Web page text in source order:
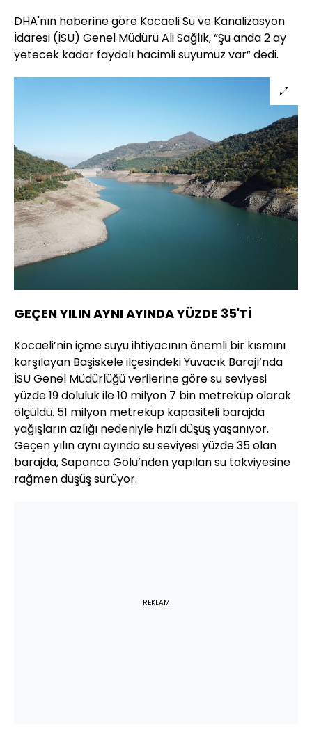
DHA'nın haberine göre Kocaeli Su ve Kanalizasyon
İdaresi (İSU) Genel Müdürü Ali Sağlık, “Şu anda 2 ay
yetecek kadar faydalı hacimli suyumuz var” dedi.
GEÇEN YILIN AYNI AYINDA YÜZDE 35'Tİ
Kocaeli’nin içme suyu ihtiyacının önemli bir kısmını
karşılayan Başiskele ilçesindeki Yuvacık Barajı’nda
İSU Genel Müdürlüğü verilerine göre su seviyesi
yüzde 19 doluluk ile 10 milyon 7 bin metreküp olarak
ölçüldü. 51 milyon metreküp kapasiteli barajda
yağışların azlığı nedeniyle hızlı düşüş yaşanıyor.
Geçen yılın aynı ayında su seviyesi yüzde 35 olan
barajda, Sapanca Gölü’nden yapılan su takviyesine
rağmen düşüş sürüyor.
REKLAM